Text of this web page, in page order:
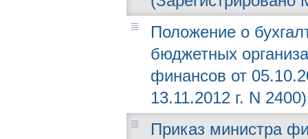
Положение о
бюджетных
финансов от
13.11.2012 г. N 2400)
Приказ министра